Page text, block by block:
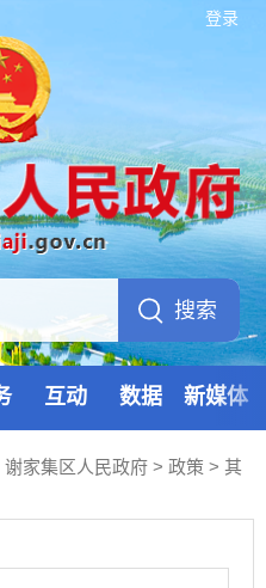
登录
互动 数据 新媒体
谢家集区人民政府 > 政策 > 其